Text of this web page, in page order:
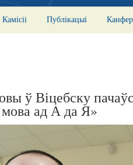
Камісіі Публікацыі
ў Віцебску
мова ад А да Я»